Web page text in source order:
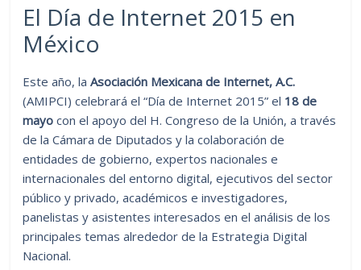
El Día de Internet 2015 en
México
Este año, laAsociación Mexicana de Internet, A.C.
(AMIPCI) celebrará el “Día de Internet 2015” el 18 de
mayo con el apoyo del H. Congreso de la Unión, a través
de la Cámara de Diputados y la colaboración de
entidades de gobierno, expertos nacionales e
internacionales del entorno digital, ejecutivos del sector
público y privado, académicos e investigadores,
panelistas y asistentes interesados en el análisis de los
principales temas alrededor de la Estrategia Digital
Nacional.